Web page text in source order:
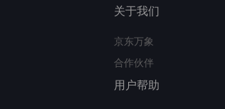
关于我们
京东万象
合作伙伴
用户帮助